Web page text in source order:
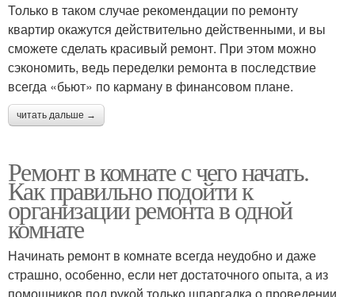
Только в таком случае рекомендации по ремонту
квартир окажутся действительно действенными, и вы
сможете сделать красивый ремонт. При этом можно
сэкономить, ведь переделки ремонта в последствие
всегда «бьют» по карману в финансовом плане.
читать дальше →
Ремонт в комнате с чего начать.
Как правильно подойти к
организации ремонта в одной
комнате
Начинать ремонт в комнате всегда неудобно и даже
страшно, особенно, если нет достаточного опыта, а из